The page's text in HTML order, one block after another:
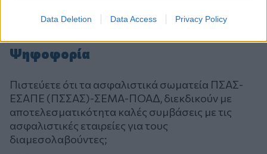
Data Deletion Data Access Privacy Policy
Ψηφοφορία
Πιστεύετε ότι τα ασφαλιστικά σωματεία ΠΣΑΣ-
ΕΣΑΠΕ (ΠΣΣΑΣ)-ΣΕΜΑ-ΠΟΑΔ, διεκδικούν με
αποτελεσματικότητα καλές συμβάσεις με τις
ασφαλιστικές εταιρείες για τους
διαμεσολαβούντες;